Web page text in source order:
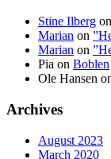
Stine Ilberg on
Marian on
Marian on
Pia on Boblen
Ole Hansen
Archives
August 2023
March 2020